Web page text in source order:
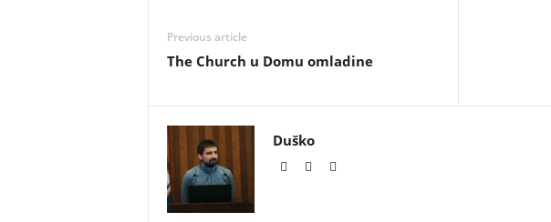
Previous article
The Church u Domu omladine
Duško